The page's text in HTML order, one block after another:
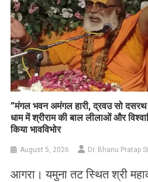
​”मंगल भवन अमंगल हारी, द्रवउ सो दसरथ
धाम में श्रीराम की बाल लीलाओं और
किया भावविभोर
August 5, 2026 Dr. Bhanu Pratap
आगरा। यमुना तट स्थित श्री